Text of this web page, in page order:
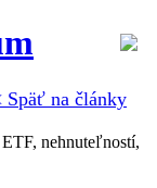
Späť na články
nehnuteľností,